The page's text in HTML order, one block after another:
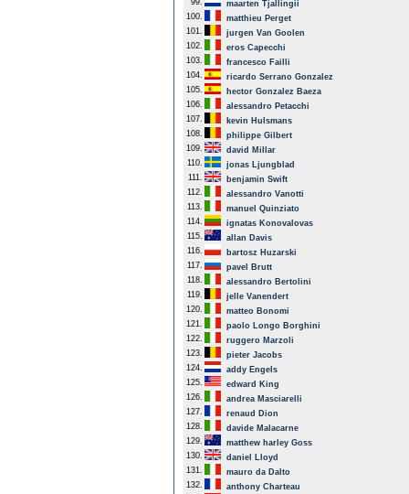
99.
maarten Tjallingii
100.
matthieu Perget
101.
jurgen Van Goolen
102.
eros Capecchi
103.
francesco Failli
104.
ricardo Serrano Gonzalez
105.
hector Gonzalez Baeza
106.
alessandro Petacchi
107.
kevin Hulsmans
108.
philippe Gilbert
109.
david Millar
110.
jonas Ljungblad
111.
benjamin Swift
112.
alessandro Vanotti
113.
manuel Quinziato
114.
ignatas Konovalovas
115.
allan Davis
116.
bartosz Huzarski
117.
pavel Brutt
118.
alessandro Bertolini
119.
jelle Vanendert
120.
matteo Bonomi
121.
paolo Longo Borghini
122.
ruggero Marzoli
123.
pieter Jacobs
124.
addy Engels
125.
edward King
126.
andrea Masciarelli
127.
renaud Dion
128.
davide Malacarne
129.
matthew harley Goss
130.
daniel Lloyd
131.
mauro da Dalto
132.
anthony Charteau